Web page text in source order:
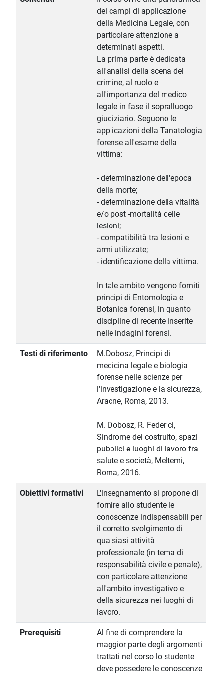
dei campi di applicazione
della Medicina Legale, con
particolare attenzione a
determinati aspetti.
La prima parte è dedicata
all'analisi della scena del
crimine, al ruolo e
all'importanza del medico
legale in fase il sopralluogo
giudiziario. Seguono le
applicazioni della Tanatologia
forense all'esame della
vittima:
- determinazione dell'epoca
della morte;
- determinazione della vitalità
e/o post -mortalità delle
lesioni;
- compatibilità tra lesioni e
armi utilizzate;
- identificazione della vittima.
In tale ambito vengono forniti
principi di Entomologia e
Botanica forensi, in quanto
discipline di recente inserite
nelle indagini forensi.
Testi di riferimento
M.Dobosz, Principi di
medicina legale e biologia
forense nelle scienze per
l'investigazione e la sicurezza,
Aracne, Roma, 2013.
M. Dobosz, R. Federici,
Sindrome del costruito, spazi
pubblici e luoghi di lavoro fra
salute e società, Meltemi,
Roma, 2016.
Obiettivi formativi
L'insegnamento si propone di
fornire allo studente le
conoscenze indispensabili per
il corretto svolgimento di
qualsiasi attività
professionale (in tema di
responsabilità civile e penale),
con particolare attenzione
all'ambito investigativo e
della sicurezza nei luoghi di
lavoro.
Prerequisiti
Al fine di comprendere la
maggior parte degli argomenti
trattati nel corso lo studente
deve possedere le conoscenze